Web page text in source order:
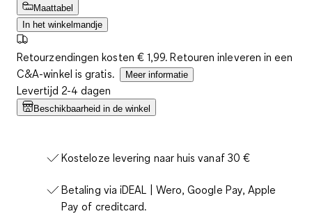
Maattabel
In het winkelmandje
Retourzendingen kosten € 1,99. Retouren inleveren in een
C&A-winkel is gratis.
Meer informatie
Levertijd 2-4 dagen
Beschikbaarheid in de winkel
Kosteloze levering naar huis vanaf 30 €
Betaling via iDEAL | Wero, Google Pay, Apple
Pay of creditcard.